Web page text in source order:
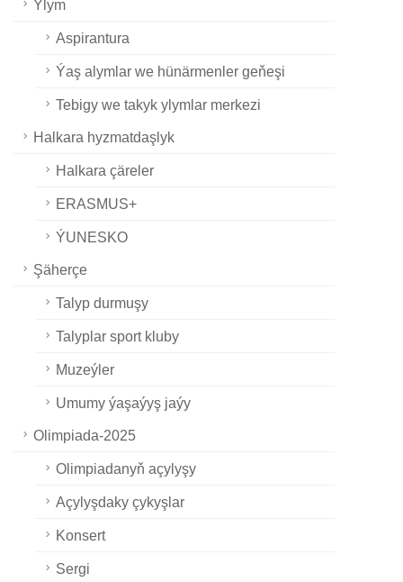
Ylym
Aspirantura
Ýaş alymlar we hünärmenler geňeşi
Tebigy we takyk ylymlar merkezi
Halkara hyzmatdaşlyk
Halkara çäreler
ERASMUS+
ÝUNESKO
Şäherçe
Talyp durmuşy
Talyplar sport kluby
Muzeýler
Umumy ýaşaýyş jaýy
Olimpiada-2025
Olimpiadanyň açylyşy
Açylyşdaky çykyşlar
Konsert
Sergi